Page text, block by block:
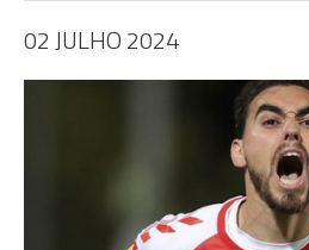
02 JULHO 2024